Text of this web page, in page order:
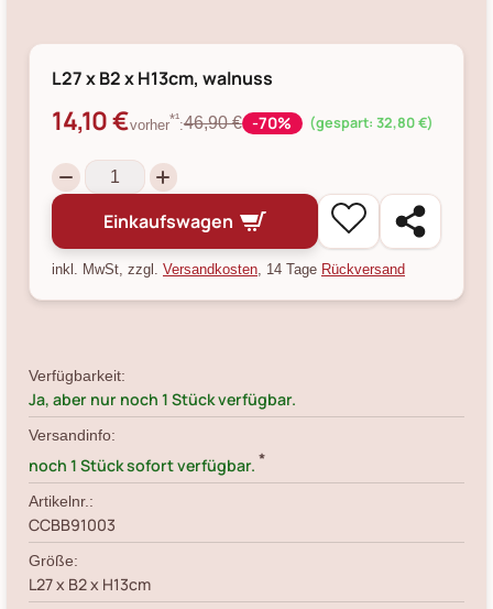
L27 x B2 x H13cm, walnuss
14,10 €vorher*¹:46,90 € -70% (gespart: 32,80 €)
Einkaufswagen
inkl. MwSt, zzgl. Versandkosten, 14 Tage Rückversand
Verfügbarkeit:
Ja, aber nur noch 1 Stück verfügbar.
Versandinfo:
noch 1 Stück sofort verfügbar. *
Artikelnr.:
CCBB91003
Größe:
L27 x B2 x H13cm